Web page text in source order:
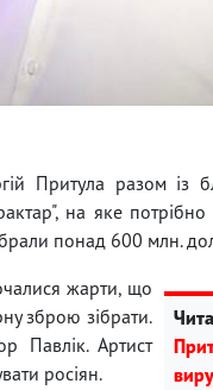
Притула разом із
на яке
понад 600 млн.
жарти, що
зброю зібрати.
Павлік. Артист
росіян.